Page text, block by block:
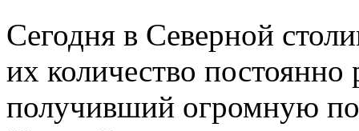
Сегодня в Северной
их количество
получивший огромную